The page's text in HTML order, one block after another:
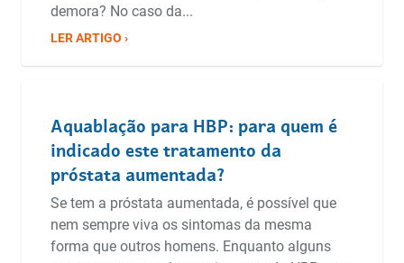
demora? No caso da...
LER ARTIGO ›
Aquablação para HBP: para quem é
indicado este tratamento da
próstata aumentada?
Se tem a próstata aumentada, é possível que
nem sempre viva os sintomas da mesma
forma que outros homens. Enquanto alguns